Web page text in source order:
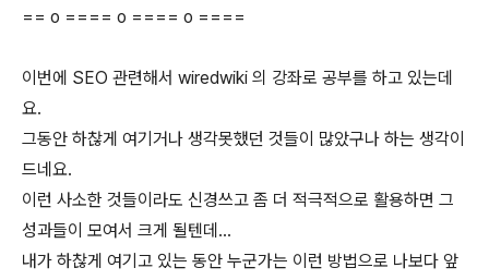
== o ==== o ==== o ====
이번에 SEO 관련해서 wiredwiki 의 강좌로 공부를 하고 있는데
요.
그동안 하찮게 여기거나 생각못했던 것들이 많았구나 하는 생각이
드네요.
이런 사소한 것들이라도 신경쓰고 좀 더 적극적으로 활용하면 그
성과들이 모여서 크게 될텐데...
내가 하찮게 여기고 있는 동안 누군가는 이런 방법으로 나보다 앞